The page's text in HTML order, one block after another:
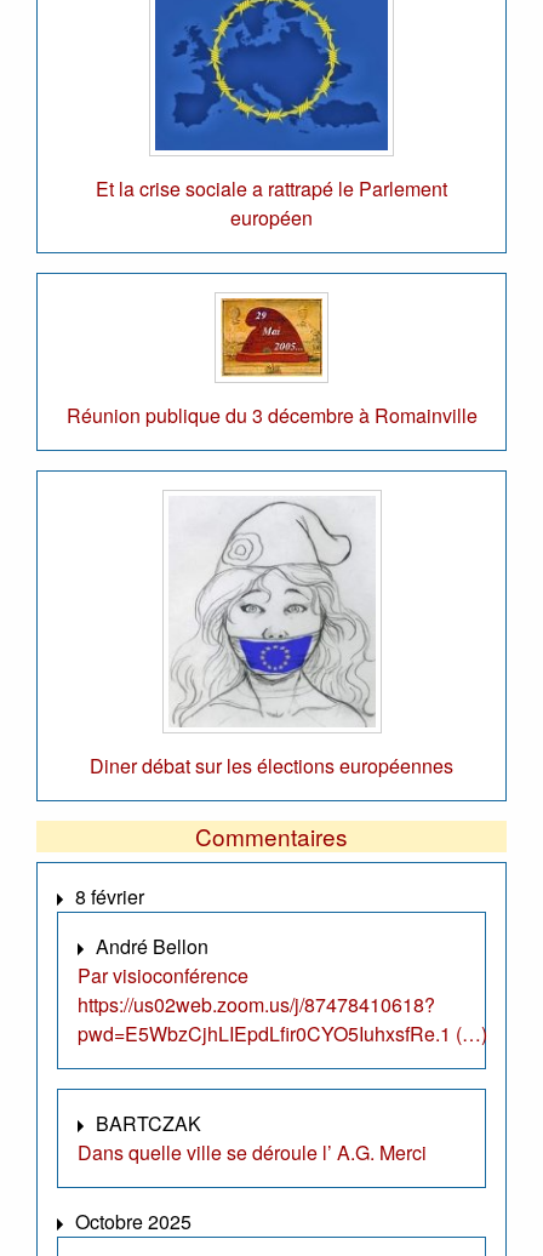
Et la crise sociale a rattrapé le Parlement
européen
Réunion publique du 3 décembre à Romainville
Diner débat sur les élections européennes
Commentaires
8 février
André Bellon
Par visioconférence
https://us02web.zoom.us/j/87478410618?
pwd=E5WbzCjhLIEpdLfir0CYO5IuhxsfRe.1 (…)
BARTCZAK
Dans quelle ville se déroule l’ A.G. Merci
Octobre 2025